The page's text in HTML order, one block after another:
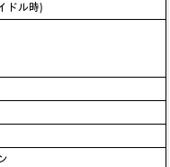
ドル時)